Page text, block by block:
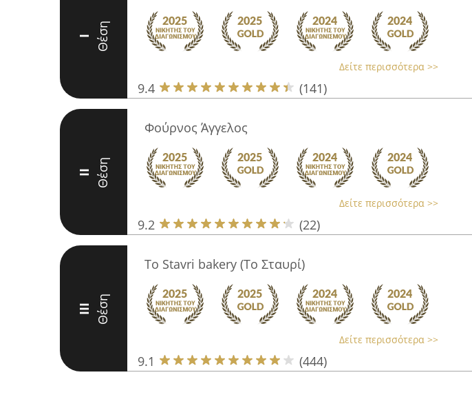
I Θέση
Δείτε περισσότερα >>
9.4 (141)
II Θέση
Φούρνος Άγγελος
Δείτε περισσότερα >>
9.2 (22)
III Θέση
To Stavri bakery (Το Σταυρί)
Δείτε περισσότερα >>
9.1 (444)